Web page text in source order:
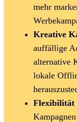
mehr
Kreative
auffällige
alternative
lokale
Flexibilität